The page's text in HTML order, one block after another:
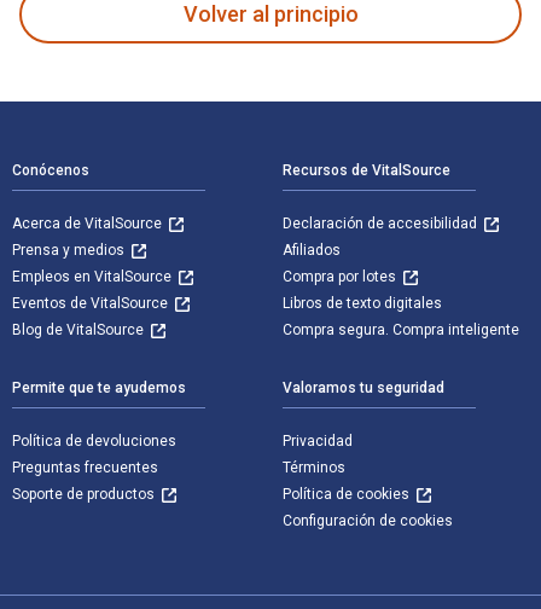
Volver al principio
Conócenos
Acerca de VitalSource
Prensa y medios
Empleos en VitalSource
Eventos de VitalSource
Blog de VitalSource
Recursos de VitalSource
Declaración de accesibilidad
Afiliados
Compra por lotes
Libros de texto digitales
Compra segura. Compra inteligente
Permite que te ayudemos
Política de devoluciones
Preguntas frecuentes
Soporte de productos
Valoramos tu seguridad
Privacidad
Términos
Política de cookies
Configuración de cookies